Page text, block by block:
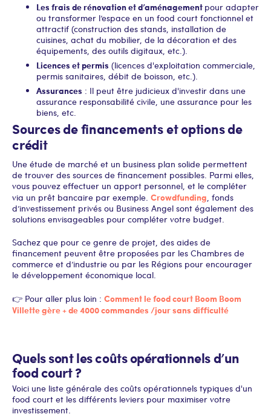
Les frais de rénovation et d’aménagement pour adapter
ou transformer l’espace en un food court fonctionnel et
attractif (construction des stands, installation de
cuisines, achat du mobilier, de la décoration et des
équipements, des outils digitaux, etc.).
Licences et permis (licences d'exploitation commerciale,
permis sanitaires, débit de boisson, etc.).
Assurances : Il peut être judicieux d'investir dans une
assurance responsabilité civile, une assurance pour les
biens, etc.
Sources de financements et options de
crédit
Une étude de marché et un business plan solide permettent
de trouver des sources de financement possibles. Parmi elles,
vous pouvez effectuer un apport personnel, et le compléter
via un prêt bancaire par exemple. Crowdfunding, fonds
d’investissement privés ou Business Angel sont également des
solutions envisageables pour compléter votre budget.
Sachez que pour ce genre de projet, des aides de
financement peuvent être proposées par les Chambres de
commerce et d’industrie ou par les Régions pour encourager
le développement économique local.
👉 Pour aller plus loin : Comment le food court Boom Boom
Villette gère + de 4000 commandes /jour sans difficulté
Quels sont les coûts opérationnels d’un
food court ?
Voici une liste générale des coûts opérationnels typiques d'un
food court et les différents leviers pour maximiser votre
investissement.